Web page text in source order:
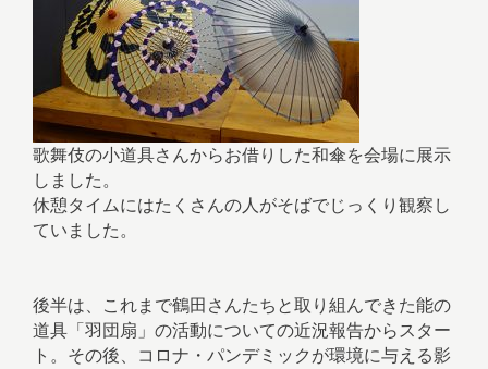
歌舞伎の小道具さんからお借りした和傘を会場に展示
しました。
休憩タイムにはたくさんの人がそばでじっくり観察し
ていました。
後半は、これまで鶴田さんたちと取り組んできた能の
道具「羽団扇」の活動についての近況報告からスター
ト。その後、コロナ・パンデミックが環境に与える影